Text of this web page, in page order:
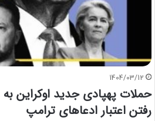
1404/03/12
حملات پهپادی جدید اوکراین
رفتن اعتبار ادعاهای ترامپ